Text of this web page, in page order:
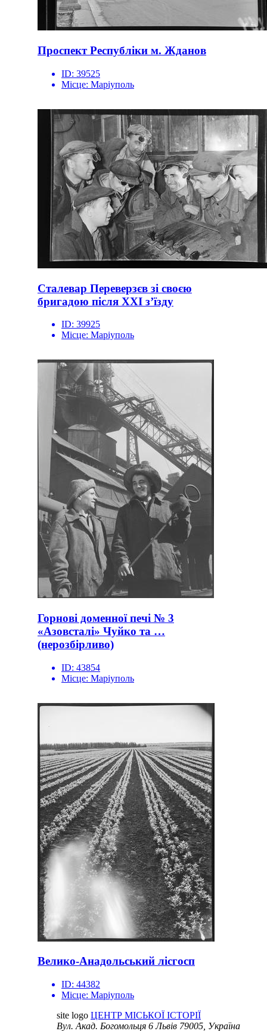
Проспект Республіки м. Жданов
ID: 39525
Місце: Маріуполь
Сталевар Переверзєв зі своєю
бригадою після ХХІ з’їзду
ID: 39925
Місце: Маріуполь
Горнові доменної печі № 3
«Азовсталі» Чуйко та …
(нерозбірливо)
ID: 43854
Місце: Маріуполь
Велико-Анадольський лісгосп
ID: 44382
Місце: Маріуполь
site logo ЦЕНТР МІСЬКОЇ ІСТОРІЇ
Вул. Акад. Богомольця 6Львів 79005, Україна